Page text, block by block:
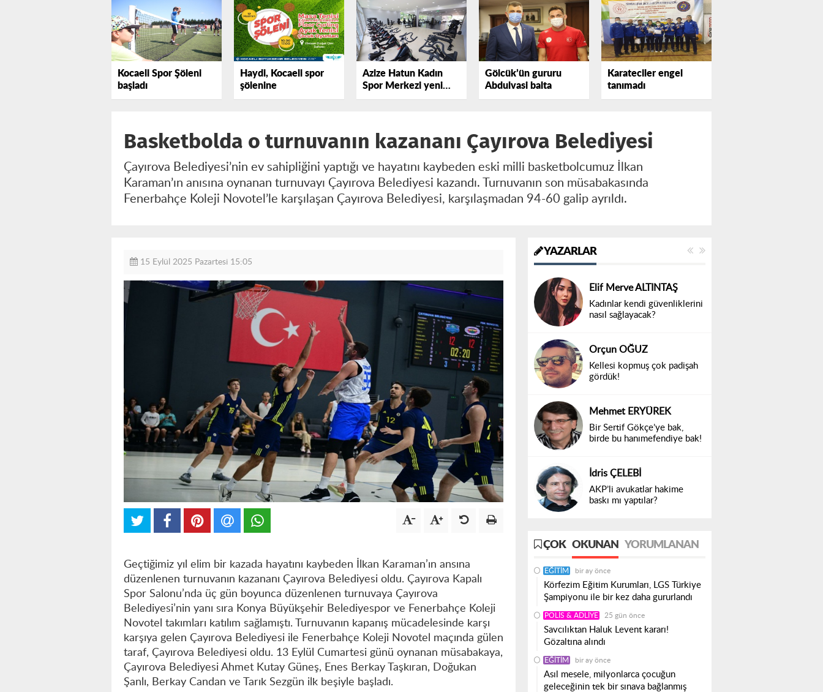
Kocaeli Spor Şöleni
başladı
Haydi, Kocaeli spor
şölenine
Azize Hatun Kadın
Spor Merkezi yeni
yerinde hizmete hazır
Gölcük’ün gururu
Abdulvasi balta
Karateciler engel
tanımadı
Basketbolda o turnuvanın kazananı Çayırova Belediyesi
Çayırova Belediyesi’nin ev sahipliğini yaptığı ve hayatını kaybeden eski milli basketbolcumuz İlkan
Karaman’ın anısına oynanan turnuvayı Çayırova Belediyesi kazandı. Turnuvanın son müsabakasında
Fenerbahçe Koleji Novotel’le karşılaşan Çayırova Belediyesi, karşılaşmadan 94-60 galip ayrıldı.
15 Eylül 2025 Pazartesi 15:05
Geçtiğimiz yıl elim bir kazada hayatını kaybeden İlkan Karaman’ın ansına
düzenlenen turnuvanın kazananı Çayırova Belediyesi oldu. Çayırova Kapalı
Spor Salonu’nda üç gün boyunca düzenlenen turnuvaya Çayırova
Belediyesi’nin yanı sıra Konya Büyükşehir Belediyespor ve Fenerbahçe Koleji
Novotel takımları katılım sağlamıştı. Turnuvanın kapanış mücadelesinde karşı
karşıya gelen Çayırova Belediyesi ile Fenerbahçe Koleji Novotel maçında gülen
taraf, Çayırova Belediyesi oldu. 13 Eylül Cumartesi günü oynanan müsabakaya,
Çayırova Belediyesi Ahmet Kutay Güneş, Enes Berkay Taşkıran, Doğukan
Şanlı, Berkay Candan ve Tarık Sezgün ilk beşiyle başladı.
YAZARLAR
Elif Merve ALTINTAŞ
Kadınlar kendi güvenliklerini
nasıl sağlayacak?
Orçun OĞUZ
Kellesi kopmuş çok padişah
gördük!
Mehmet ERYÜREK
Bir Sertif Gökçe’ye bak,
birde bu hanımefendiye bak!
İdris ÇELEBİ
AKP’li avukatlar hakime
baskı mı yaptılar?
ÇOK OKUNAN YORUMLANAN
EĞITIM bir ay önce
Körfezim Eğitim Kurumları, LGS Türkiye
Şampiyonu ile bir kez daha gururlandı
POLIS & ADLIYE 25 gün önce
Savcılıktan Haluk Levent kararı!
Gözaltına alındı
EĞITIM bir ay önce
Asıl mesele, milyonlarca çocuğun
geleceğinin tek bir sınava bağlanmış